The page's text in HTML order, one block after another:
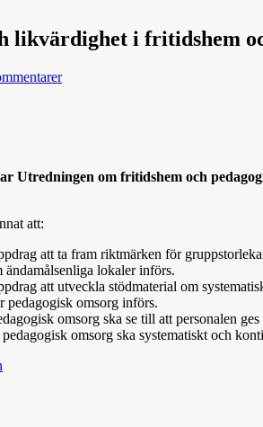
likvärdighet i fritidshem
Utredningen om fritidshem och
att:
att ta fram riktmärken för
lokaler införs.
att utveckla stödmaterial om
pedagogisk omsorg införs.
omsorg ska se till att personalen
omsorg ska systematiskt och